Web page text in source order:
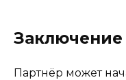
Заключение
Партнёр может